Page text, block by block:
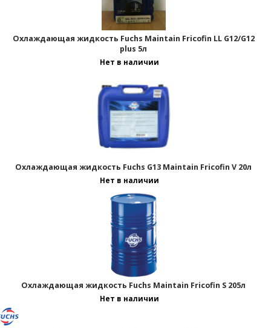
Охлаждающая жидкость Fuchs Maintain Fricofin LL G12/G12
plus 5л
Нет в наличии
Охлаждающая жидкость Fuchs G13 Maintain Fricofin V 20л
Нет в наличии
Охлаждающая жидкость Fuchs Maintain Fricofin S 205л
Нет в наличии